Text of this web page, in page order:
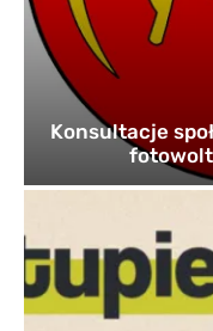
Konsultacje